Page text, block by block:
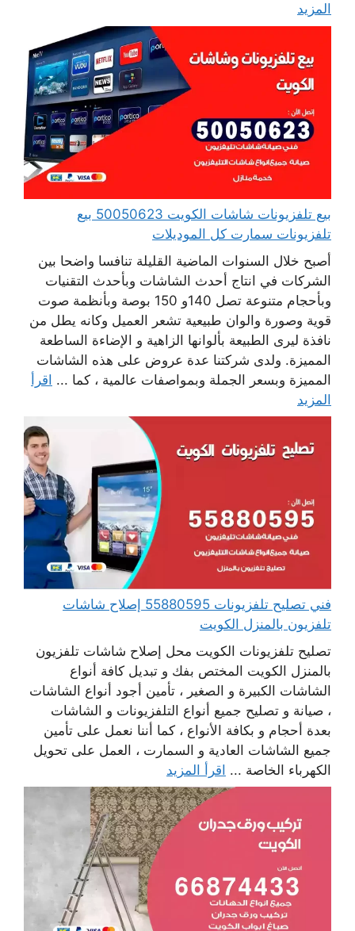
المزيد
بيع تلفزيونات شاشات الكويت 50050623 بيع
تلفزيونات سمارت كل الموديلات
أصبح خلال السنوات الماضية القليلة تنافسا واضحا بين
الشركات في انتاج أحدث الشاشات وبأحدث التقنيات
وبأحجام متنوعة تصل 140و 150 بوصة وبأنظمة صوت
قوية وصورة والوان طبيعية تشعر العميل وكانه يطل من
نافذة ليرى الطبيعة بألوانها الزاهية و الإضاءة الساطعة
المميزة. ولدى شركتنا عدة عروض على هذه الشاشات
المميزة وبسعر الجملة وبمواصفات عالمية ، كما ... اقرأ
المزيد
فني تصليح تلفزيونات 55880595 إصلاح شاشات
تلفزيون بالمنزل الكويت
تصليح تلفزيونات الكويت محل إصلاح شاشات تلفزيون
بالمنزل الكويت المختص بفك و تبديل كافة أنواع
الشاشات الكبيرة و الصغير ، تأمين أجود أنواع الشاشات
، صيانة و تصليح جميع أنواع التلفزيونات و الشاشات
بعدة أحجام و بكافة الأنواع ، كما أننا نعمل على تأمين
جميع الشاشات العادية و السمارت ، العمل على تحويل
الكهرباء الخاصة ... اقرأ المزيد